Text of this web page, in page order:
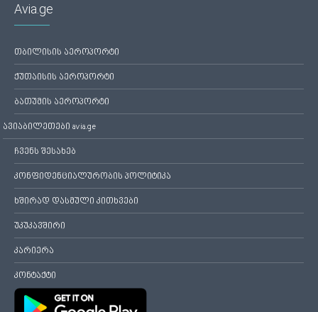
Avia.ge
თბილისის აეროპორტი
ქუთაისის აეროპორტი
ბათუმის აეროპორტი
ავიაბილეთები avia.ge
ჩვენს შესახებ
კონფიდენციალურობის პოლიტიკა
ხშირად დასმული კითხვები
უკუკავშირი
კარიერა
კონტაქტი